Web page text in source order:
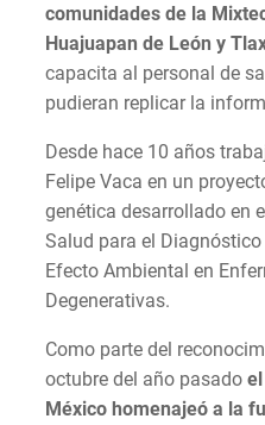
comunidades de la
Huajuapan de León y
capacita al personal de
pudieran replicar la
Desde hace 10 años
Felipe Vaca en un
genética desarrollado en
Salud para el
Efecto Ambiental en
Degenerativas.
Como parte del
octubre del año pasado
México homenajeó a la